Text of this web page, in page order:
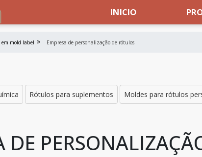
INICIO
em mold label Empresa de personalização de rótulos
Rótulos para suplementos Moldes para rótulos
DE